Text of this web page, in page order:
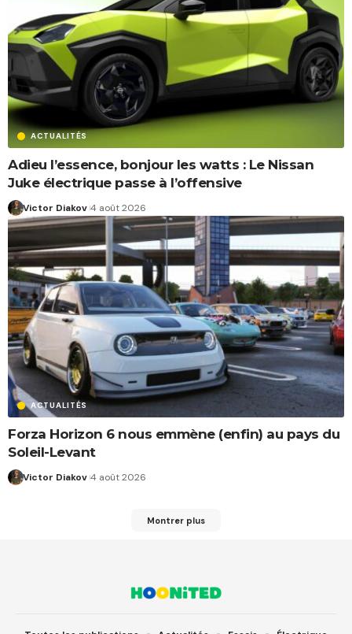
ACTUALITÉS
Adieu l’essence, bonjour les watts : Le Nissan
Juke électrique passe à l’offensive
Victor Diakov 4 août 2026
ACTUALITÉS
Forza Horizon 6 nous emmène (enfin) au pays du
Soleil-Levant
Victor Diakov 4 août 2026
Montrer plus